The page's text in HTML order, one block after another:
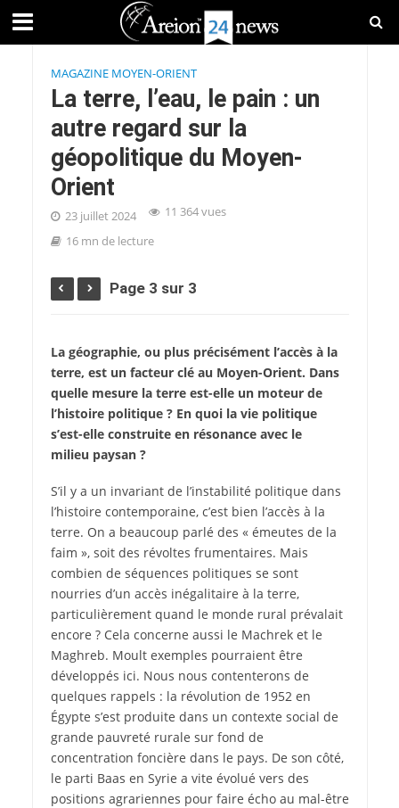
MAGAZINE MOYEN-ORIENT
La terre, l’eau, le pain : un
autre regard sur la
géopolitique du Moyen-
Orient
23 juillet 2024
11 364 vues
16 mn de lecture
Page 3 sur 3
La géographie, ou plus précisément l’accès à la
terre, est un facteur clé au Moyen-Orient. Dans
quelle mesure la terre est-elle un moteur de
l’histoire politique ? En quoi la vie politique
s’est-elle construite en résonance avec le
milieu paysan ?
S’il y a un invariant de l’instabilité politique dans
l’histoire contemporaine, c’est bien l’accès à la
terre. On a beaucoup parlé des « émeutes de la
faim », soit des révoltes frumentaires. Mais
combien de séquences politiques se sont
nourries d’un accès inégalitaire à la terre,
particulièrement quand le monde rural prévalait
encore ? Cela concerne aussi le Machrek et le
Maghreb. Moult exemples pourraient être
développés ici. Nous nous contenterons de
quelques rappels : la révolution de 1952 en
Égypte s’est produite dans un contexte social de
grande pauvreté rurale sur fond de
concentration foncière dans le pays. De son côté,
le parti Baas en Syrie a vite évolué vers des
positions agrariennes pour faire écho au mal-être